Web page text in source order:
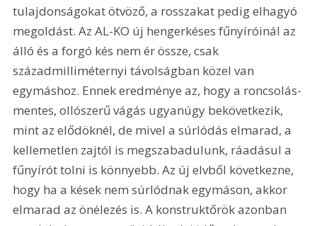
tulajdonságokat ötvöző, a rosszakat pedig elhagyó
megoldást. Az AL-KO új hengerkéses fűnyíróinál az
álló és a forgó kés nem ér össze, csak
századmilliméternyi távolságban közel van
egymáshoz. Ennek eredménye az, hogy a roncsolás-
mentes, ollószerű vágás ugyanúgy bekövetkezik,
mint az elődöknél, de mivel a súrlódás elmarad, a
kellemetlen zajtól is megszabadulunk, ráadásul a
fűnyírót tolni is könnyebb. Az új elvből következne,
hogy ha a kések nem súrlódnak egymáson, akkor
elmarad az önélezés is. A konstruktőrök azonban